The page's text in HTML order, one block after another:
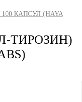
КАПСУЛ (HAYA
ТИРОЗИН)